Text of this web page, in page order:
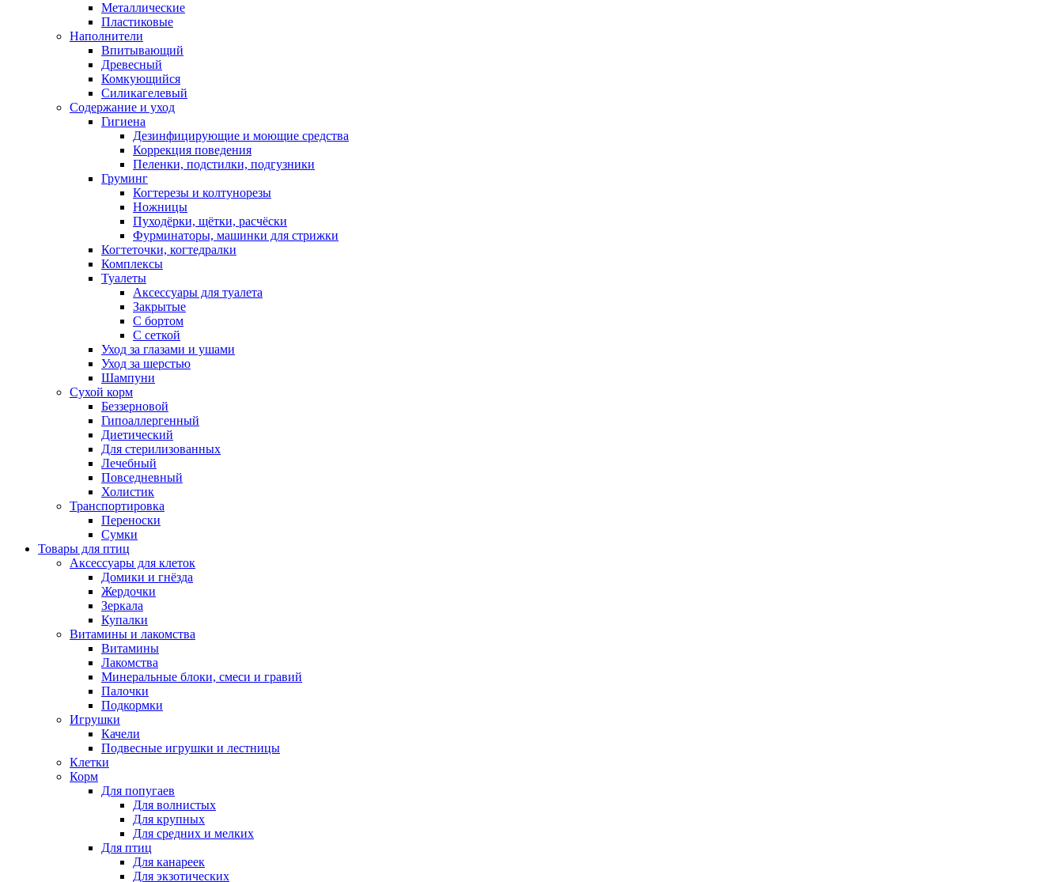
Металлические
Пластиковые
Наполнители
Впитывающий
Древесный
Комкующийся
Силикагелевый
Содержание и уход
Гигиена
Дезинфицирующие и моющие средства
Коррекция поведения
Пеленки, подстилки, подгузники
Груминг
Когтерезы и колтунорезы
Ножницы
Пуходёрки, щётки, расчёски
Фурминаторы, машинки для стрижки
Когтеточки, когтедралки
Комплексы
Туалеты
Аксессуары для туалета
Закрытые
С бортом
С сеткой
Уход за глазами и ушами
Уход за шерстью
Шампуни
Сухой корм
Беззерновой
Гипоаллергенный
Диетический
Для стерилизованных
Лечебный
Повседневный
Холистик
Транспортировка
Переноски
Сумки
Товары для птиц
Аксессуары для клеток
Домики и гнёзда
Жердочки
Зеркала
Купалки
Витамины и лакомства
Витамины
Лакомства
Минеральные блоки, смеси и гравий
Палочки
Подкормки
Игрушки
Качели
Подвесные игрушки и лестницы
Клетки
Корм
Для попугаев
Для волнистых
Для крупных
Для средних и мелких
Для птиц
Для канареек
Для экзотических